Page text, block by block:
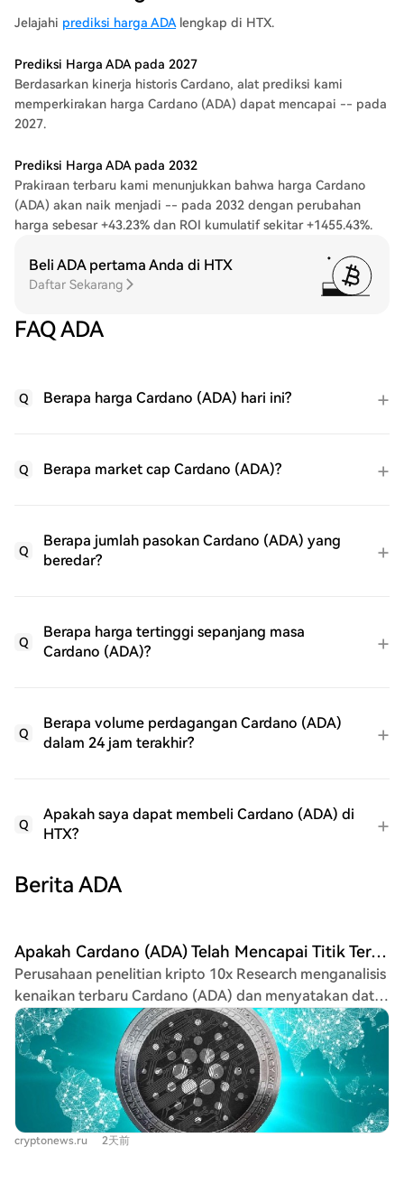
Jelajahi prediksi harga ADA lengkap di HTX.
Prediksi Harga ADA pada 2027
Berdasarkan kinerja historis Cardano, alat prediksi kami
memperkirakan harga Cardano (ADA) dapat mencapai -- pada
2027.
Prediksi Harga ADA pada 2032
Prakiraan terbaru kami menunjukkan bahwa harga Cardano
(ADA) akan naik menjadi -- pada 2032 dengan perubahan
harga sebesar +43.23% dan ROI kumulatif sekitar +1455.43%.
Beli ADA pertama Anda di HTX
Daftar Sekarang
FAQ ADA
Q Berapa harga Cardano (ADA) hari ini?
Q Berapa market cap Cardano (ADA)?
Q
Berapa jumlah pasokan Cardano (ADA) yang
beredar?
Q
Berapa harga tertinggi sepanjang masa
Cardano (ADA)?
Q
Berapa volume perdagangan Cardano (ADA)
dalam 24 jam terakhir?
Q
Apakah saya dapat membeli Cardano (ADA) di
HTX?
Berita ADA
Apakah Cardano (ADA) Telah Mencapai Titik Terendah? Perusahaan Analisis Melaporkan! Ini Informasi Terbaru
Perusahaan penelitian kripto 10x Research menganalisis
kenaikan terbaru Cardano (ADA) dan menyatakan data
saat ini mungkin menunjukkan pembentukan dasar
harga. Menurut data mereka, ADA diperdagangkan di
atas rata-rata bergerak 7-hari dan 30-hari, dengan
kenaikan harga sekitar 20,8% dalam seminggu terakhir,
didorong terutama oleh akumulasi investor besar.
Investor institusional dilaporkan mengakumulasi lebih
dari 240 juta ADA dalam lima hari, yang dianggap
cryptonews.ru 2天前